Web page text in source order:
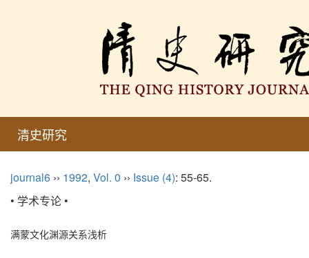
清史研究
journal6 ›› 1992, Vol. 0 ›› Issue (4): 55-65.
• 学术专论 •
满蒙文化渊源关系浅析